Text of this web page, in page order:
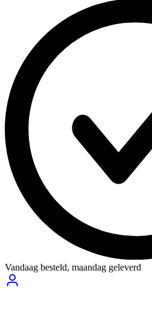
Vandaag besteld, maandag geleverd